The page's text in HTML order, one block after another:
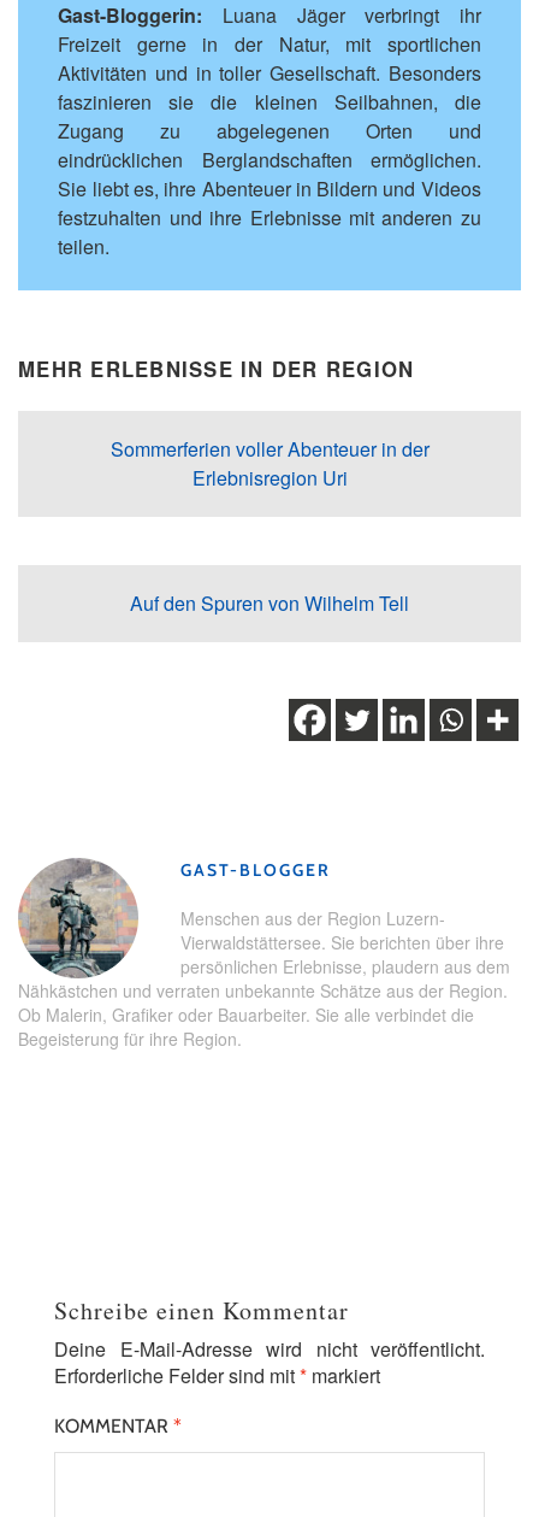
Gast-Bloggerin: Luana Jäger verbringt ihr
Freizeit gerne in der Natur, mit sportlichen
Aktivitäten und in toller Gesellschaft. Besonders
faszinieren sie die kleinen Seilbahnen, die
Zugang zu abgelegenen Orten und
eindrücklichen Berglandschaften ermöglichen.
Sie liebt es, ihre Abenteuer in Bildern und Videos
festzuhalten und ihre Erlebnisse mit anderen zu
teilen.
MEHR ERLEBNISSE IN DER REGION
Sommerferien voller Abenteuer in der
Erlebnisregion Uri
Auf den Spuren von Wilhelm Tell
GAST-BLOGGER
Menschen aus der Region Luzern-
Vierwaldstättersee. Sie berichten über ihre
persönlichen Erlebnisse, plaudern aus dem
Nähkästchen und verraten unbekannte Schätze aus der Region.
Ob Malerin, Grafiker oder Bauarbeiter. Sie alle verbindet die
Begeisterung für ihre Region.
Schreibe einen Kommentar
Deine E-Mail-Adresse wird nicht veröffentlicht.
Erforderliche Felder sind mit* markiert
KOMMENTAR *